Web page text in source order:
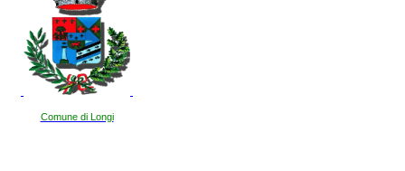
Comune di Longi